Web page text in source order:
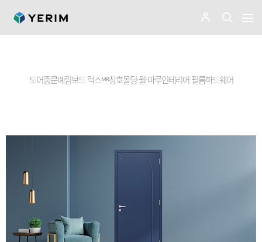
도어중문예림보드 럭스ᴹᴿ창호몰딩·월·마루인테리어 필름하드웨어